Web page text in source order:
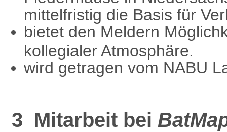
mittelfristig die Basis für
bietet den Meldern
kollegialer Atmosphäre.
wird getragen vom NABU
3 Mitarbeit bei